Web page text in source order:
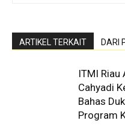
ARTIKEL TERKAIT DARI
ITMI Riau
Cahyadi
Bahas
Program